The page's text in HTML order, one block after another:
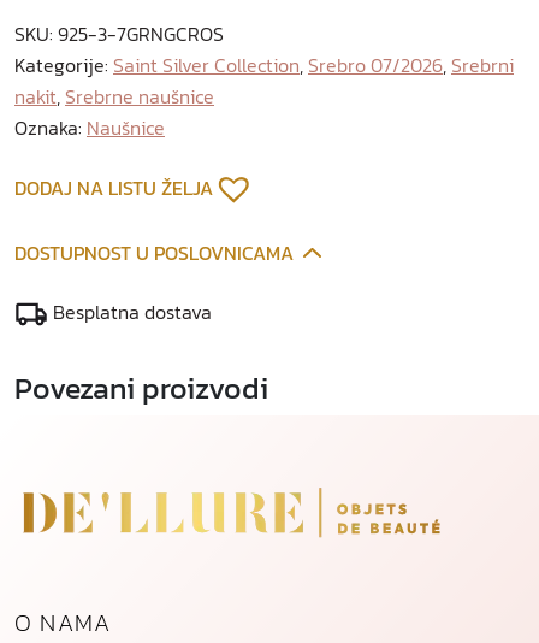
SKU: 925-3-7GRNGCROS
Kategorije: Saint Silver Collection, Srebro 07/2026, Srebrni
nakit, Srebrne naušnice
Oznaka: Naušnice
DODAJ NA LISTU ŽELJA
DOSTUPNOST U POSLOVNICAMA
Besplatna dostava
Povezani proizvodi
O NAMA